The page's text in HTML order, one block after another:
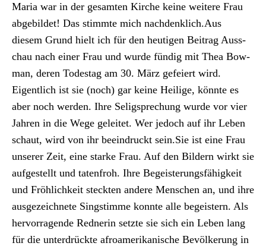
Maria war in der gesamten Kirche keine weit­ere Frau
abge­bildet! Das stimmte mich nach­den­klich.Aus
diesem Grund hielt ich für den heuti­gen Beitrag Auss­
chau nach ein­er Frau und wurde fündig mit Thea Bow­
man, deren Todestag am 30. März gefeiert wird.
Eigentlich ist sie (noch) gar keine Heilige, kön­nte es
aber noch wer­den. Ihre Seligsprechung wurde vor vier
Jahren in die Wege geleit­et. Wer jedoch auf ihr Leben
schaut, wird von ihr beein­druckt sein.Sie ist eine Frau
unser­er Zeit, eine starke Frau. Auf den Bildern wirkt sie
aufgestellt und taten­froh. Ihre Begeis­terungs­fähigkeit
und Fröh­lichkeit steck­ten andere Men­schen an, und ihre
aus­geze­ich­nete Singstimme kon­nte alle begeis­tern. Als
her­vor­ra­gende Red­ner­in set­zte sie sich ein Leben lang
für die unter­drück­te afroamerikanis­che Bevölkerung in